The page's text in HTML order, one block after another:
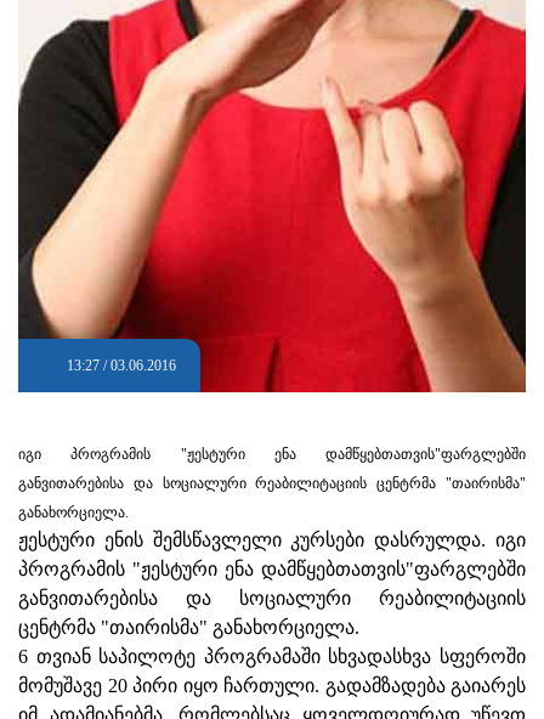
13:27 / 03.06.2016
იგი პროგრამის "ჟესტური ენა დამწყებთათვის"ფარგლებში
განვითარებისა და სოციალური რეაბილიტაციის ცენტრმა "თაირისმა"
განახორციელა.
ჟესტური ენის შემსწავლელი კურსები დასრულდა. იგი
პროგრამის "ჟესტური ენა დამწყებთათვის"ფარგლებში
განვითარებისა და სოციალური რეაბილიტაციის
ცენტრმა "თაირისმა" განახორციელა.
6 თვიან საპილოტე პროგრამაში სხვადასხვა სფეროში
მომუშავე 20 პირი იყო ჩართული. გადამზადება გაიარეს